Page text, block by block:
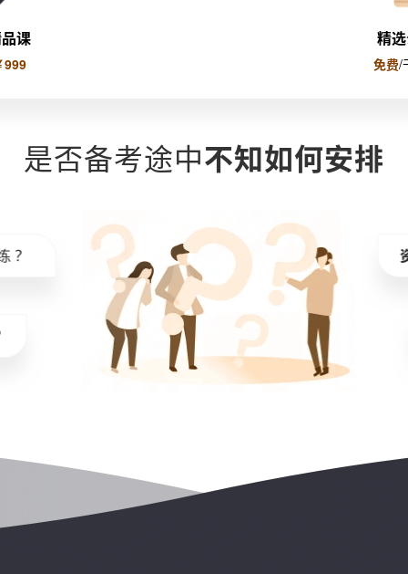
课
999
精
免费/
是否备考途中不知如何安排